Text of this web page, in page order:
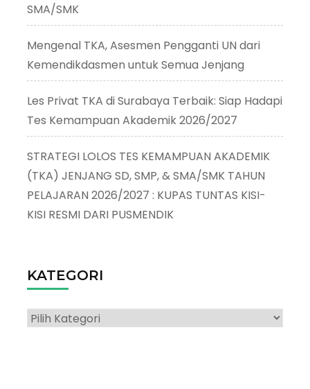
SMA/SMK
Mengenal TKA, Asesmen Pengganti UN dari
Kemendikdasmen untuk Semua Jenjang
Les Privat TKA di Surabaya Terbaik: Siap Hadapi
Tes Kemampuan Akademik 2026/2027
STRATEGI LOLOS TES KEMAMPUAN AKADEMIK
(TKA) JENJANG SD, SMP, & SMA/SMK TAHUN
PELAJARAN 2026/2027 : KUPAS TUNTAS KISI-
KISI RESMI DARI PUSMENDIK
KATEGORI
Kategori